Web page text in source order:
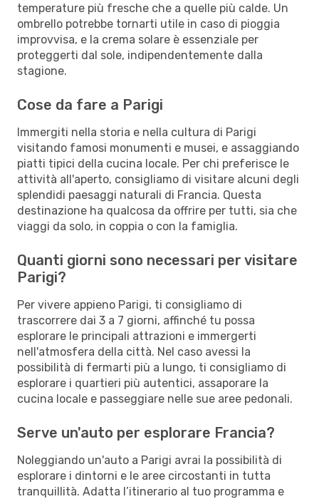
temperature più fresche che a quelle più calde. Un
ombrello potrebbe tornarti utile in caso di pioggia
improvvisa, e la crema solare è essenziale per
proteggerti dal sole, indipendentemente dalla
stagione.
Cose da fare a Parigi
Immergiti nella storia e nella cultura di Parigi
visitando famosi monumenti e musei, e assaggiando
piatti tipici della cucina locale. Per chi preferisce le
attività all'aperto, consigliamo di visitare alcuni degli
splendidi paesaggi naturali di Francia. Questa
destinazione ha qualcosa da offrire per tutti, sia che
viaggi da solo, in coppia o con la famiglia.
Quanti giorni sono necessari per visitare
Parigi?
Per vivere appieno Parigi, ti consigliamo di
trascorrere dai 3 a 7 giorni, affinché tu possa
esplorare le principali attrazioni e immergerti
nell'atmosfera della città. Nel caso avessi la
possibilità di fermarti più a lungo, ti consigliamo di
esplorare i quartieri più autentici, assaporare la
cucina locale e passeggiare nelle sue aree pedonali.
Serve un'auto per esplorare Francia?
Noleggiando un'auto a Parigi avrai la possibilità di
esplorare i dintorni e le aree circostanti in tutta
tranquillità. Adatta l’itinerario al tuo programma e